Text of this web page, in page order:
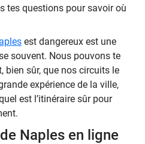
tes questions pour savoir où
est dangereux est une
souvent. Nous pouvons te
bien sûr, que nos circuits le
expérience de la ville,
est l’itinéraire sûr pour
Naples en ligne